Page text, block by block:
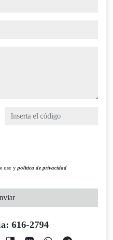
uso y política de privacidad
616-2794